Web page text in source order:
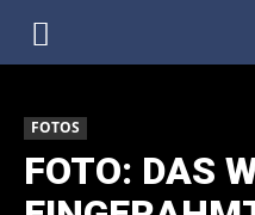
DenkfabrikBlog
FOTOS
FOTO: DAS